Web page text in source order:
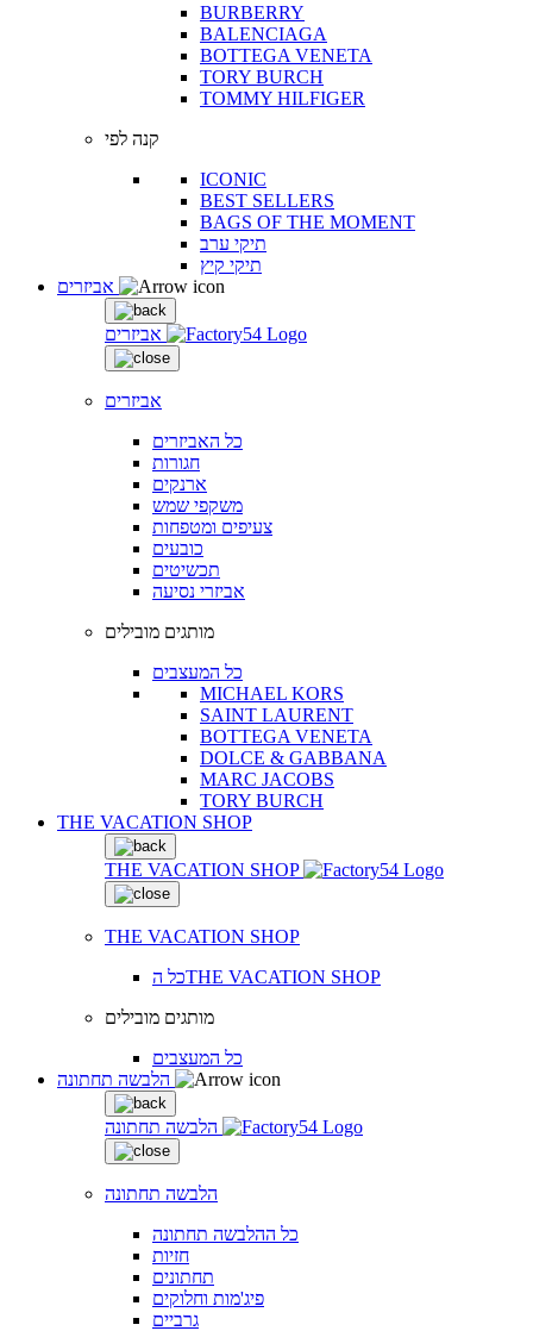
BURBERRY
BALENCIAGA
BOTTEGA VENETA
TORY BURCH
TOMMY HILFIGER
קנה לפי
ICONIC
BEST SELLERS
BAGS OF THE MOMENT
תיקי ערב
תיקי קיץ
אביזרים
אביזרים
כל האביזרים
חגורות
ארנקים
משקפי שמש
צעיפים ומטפחות
כובעים
תכשיטים
אביזרי נסיעה
מותגים מובילים
כל המעצבים
MICHAEL KORS
SAINT LAURENT
BOTTEGA VENETA
DOLCE & GABBANA
MARC JACOBS
TORY BURCH
THE VACATION SHOP
THE VACATION SHOP
THE VACATION SHOP
כל הTHE VACATION SHOP
מותגים מובילים
כל המעצבים
הלבשה תחתונה
הלבשה תחתונה
כל ההלבשה תחתונה
חזיות
תחתונים
פיג'מות וחלוקים
גרביים